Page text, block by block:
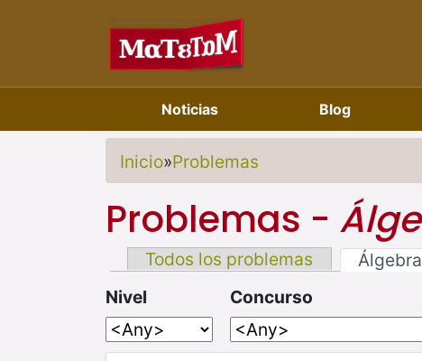
Noticias Blog
Inicio»Problemas
Problemas -
Todos los problemas Álgebra
Nivel
Concurso